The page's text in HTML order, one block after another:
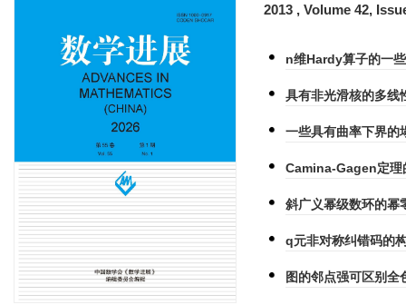
2013 , Volume 42,
n维Hardy算子的一
具有非光滑核的多
一些具有曲率下界的
Camina-Gagen定理
斜广义幂级数环的幂
q元非对称纠错码的
图的邻点强可区别全